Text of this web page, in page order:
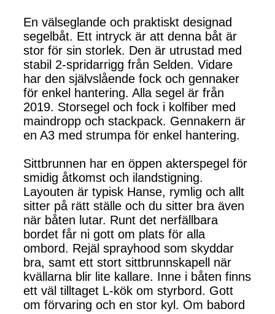
En välseglande och praktiskt designad
segelbåt. Ett intryck är att denna båt är
stor för sin storlek. Den är utrustad med
stabil 2-spridarrigg från Selden. Vidare
har den självslående fock och gennaker
för enkel hantering. Alla segel är från
2019. Storsegel och fock i kolfiber med
maindropp och stackpack. Gennakern är
en A3 med strumpa för enkel hantering.
Sittbrunnen har en öppen akterspegel för
smidig åtkomst och ilandstigning.
Layouten är typisk Hanse, rymlig och allt
sitter på rätt ställe och du sitter bra även
när båten lutar. Runt det nerfällbara
bordet får ni gott om plats för alla
ombord. Rejäl sprayhood som skyddar
bra, samt ett stort sittbrunnskapell när
kvällarna blir lite kallare. Inne i båten finns
ett väl tilltaget L-kök om styrbord. Gott
om förvaring och en stor kyl. Om babord